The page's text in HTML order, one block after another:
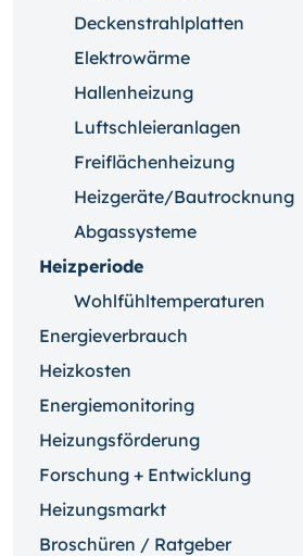
Deckenstrahlplatten
Elektrowärme
Hallenheizung
Luftschleieranlagen
Freiflächenheizung
Heizgeräte/Bautrocknung
Abgassysteme
Heizperiode
Wohlfühltemperaturen
Energieverbrauch
Heizkosten
Energiemonitoring
Heizungsförderung
Forschung + Entwicklung
Heizungsmarkt
Broschüren / Ratgeber